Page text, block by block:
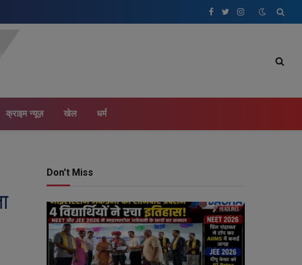
Facebook
TwitterInstagram
क्राइम न्यूज़ खेल धर्म
Don't Miss